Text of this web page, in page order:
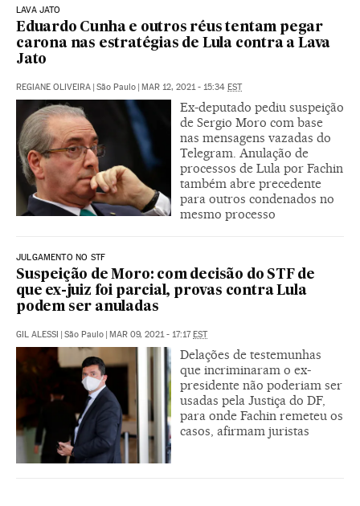
LAVA JATO
Eduardo Cunha e outros réus tentam pegar
carona nas estratégias de Lula contra a Lava
Jato
REGIANE OLIVEIRA São Paulo MAR 12, 2021 - 15:34 EST
Ex-deputado pediu suspeição
de Sergio Moro com base
nas mensagens vazadas do
Telegram. Anulação de
processos de Lula por Fachin
também abre precedente
para outros condenados no
mesmo processo
JULGAMENTO NO STF
Suspeição de Moro: com decisão do STF de
que ex-juiz foi parcial, provas contra Lula
podem ser anuladas
GIL ALESSI São Paulo MAR 09, 2021 - 17:17 EST
Delações de testemunhas
que incriminaram o ex-
presidente não poderiam ser
usadas pela Justiça do DF,
para onde Fachin remeteu os
casos, afirmam juristas